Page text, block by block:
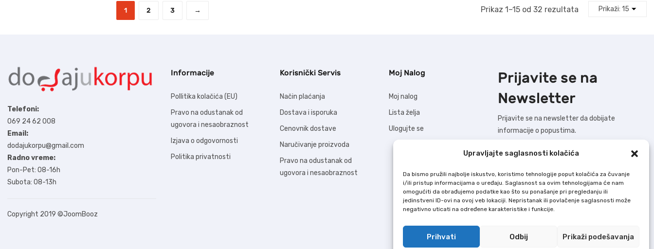
Upravljajte saglasnosti kolačića
Da bismo pružili najbolje iskustvo, koristimo tehnologije poput kolačića za čuvanje
i/ili pristup informacijama o uređaju. Saglasnost sa ovim tehnologijama će nam
omogućiti da obrađujemo podatke kao što su ponašanje pri pregledanju ili
jedinstveni ID-ovi na ovoj veb lokaciji. Nepristanak ili povlačenje saglasnosti može
negativno uticati na određene karakteristike i funkcije.
Prihvati Odbij Prikaži podešavanja
1 2 3 → Prikaz 1–15 od 32 rezultata
Telefoni:
069 24 62 008
Email:
dodajukorpu@gmail.com
Radno vreme:
Pon-Pet: 08-16h
Subota: 08-13h
Copyright 2019 ©JoomBooz
Informacije
Pollitika kolačića (EU)
Pravo na odustanak od
ugovora i nesaobraznost
Izjava o odgovornosti
Politika privatnosti
Korisnički Servis
Način plaćanja
Dostava i isporuka
Cenovnik dostave
Naručivanje proizvoda
Pravo na odustanak od
ugovora i nesaobraznost
Moj Nalog
Moj nalog
Lista želja
Ulogujte se
Prijavite se na
Newsletter
Prijavite se na newsletter da dobijate
informacije o popustima.
BUDIMO U KONTAKTU !
Dodaj U Korpu nastoji da bude što precizniji
tačne i bez grešaka.